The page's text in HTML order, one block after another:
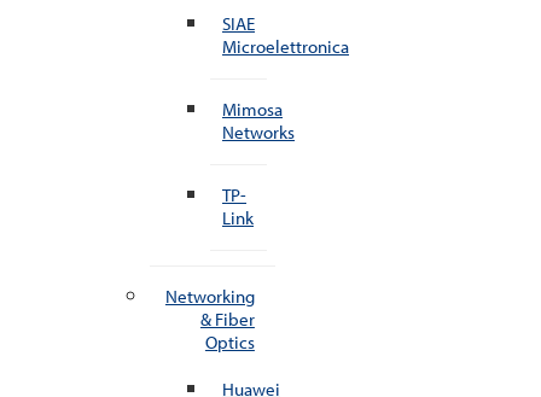
SIAE
Microelettronica
Mimosa
Networks
TP-
Link
Networking
& Fiber
Optics
Huawei